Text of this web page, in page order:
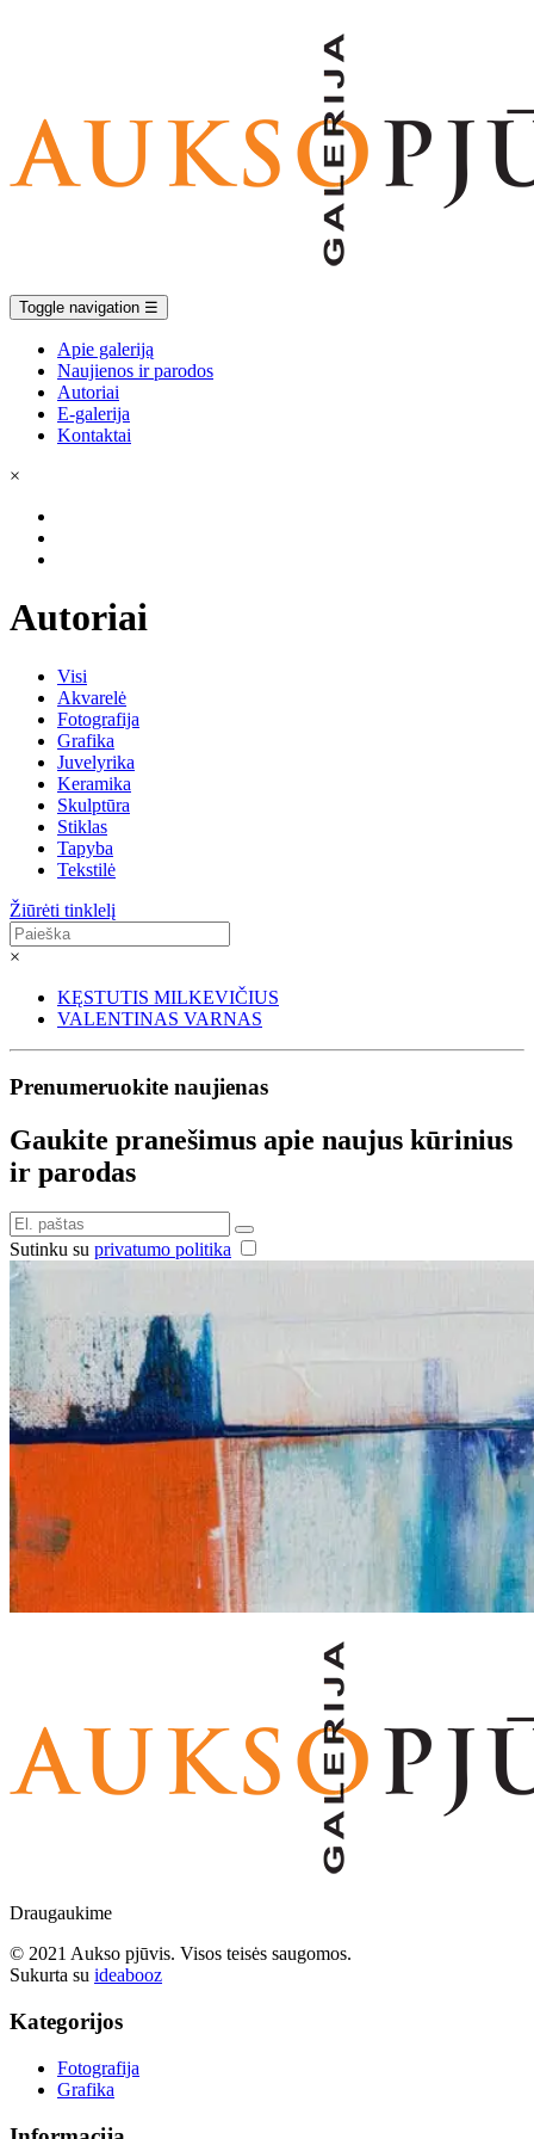
Toggle navigation ☰
Apie galeriją
Naujienos ir parodos
Autoriai
E-galerija
Kontaktai
×
Autoriai
Visi
Akvarelė
Fotografija
Grafika
Juvelyrika
Keramika
Skulptūra
Stiklas
Tapyba
Tekstilė
Žiūrėti tinklelį
×
KĘSTUTIS MILKEVIČIUS
VALENTINAS VARNAS
Prenumeruokite naujienas
Gaukite pranešimus apie naujus kūrinius
ir parodas
Sutinku su privatumo politika
Draugaukime
© 2021 Aukso pjūvis. Visos teisės saugomos.
Sukurta su ideabooz
Kategorijos
Fotografija
Grafika